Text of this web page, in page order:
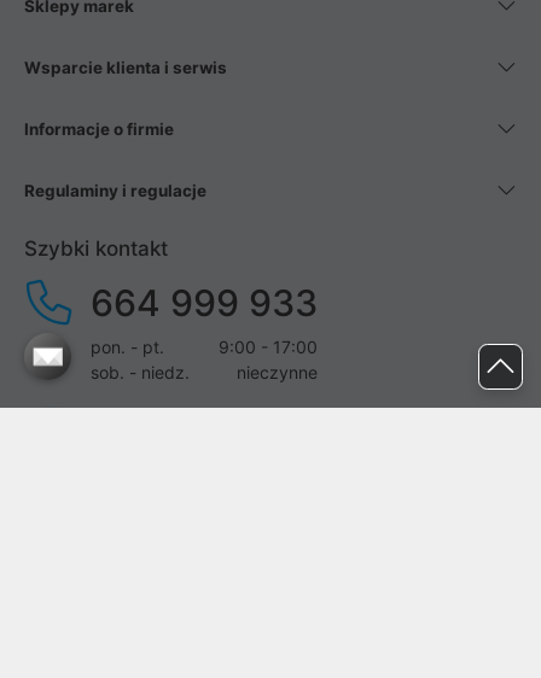
Sklepy marek
Wsparcie klienta i serwis
Informacje o firmie
Regulaminy i regulacje
Szybki kontakt
664 999 933
pon. - pt.
9:00 - 17:00
sob. - niedz.
nieczynne